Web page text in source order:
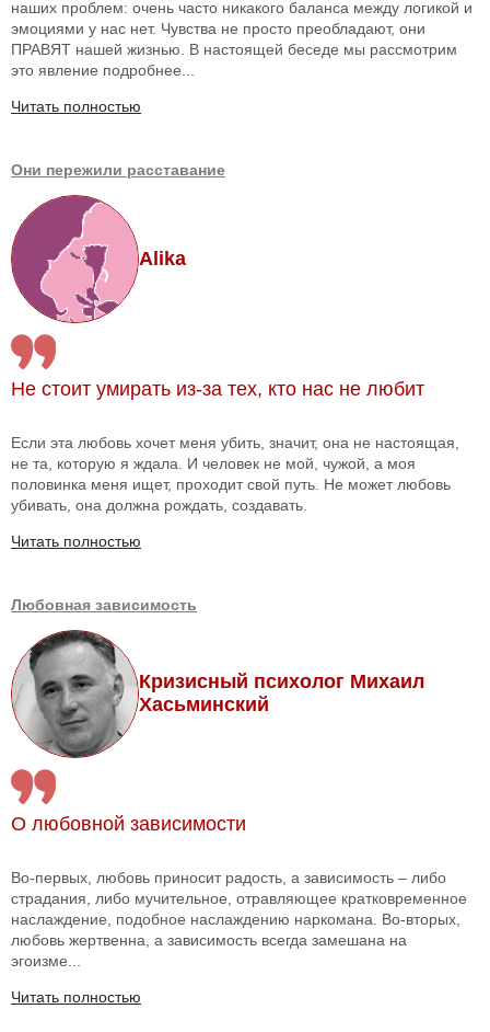
наших проблем: очень часто никакого баланса между логикой и
эмоциями у нас нет. Чувства не просто преобладают, они
ПРАВЯТ нашей жизнью. В настоящей беседе мы рассмотрим
это явление подробнее...
Читать полностью
Они пережили расставание
Alika
Не стоит умирать из-за тех, кто нас не любит
Если эта любовь хочет меня убить, значит, она не настоящая,
не та, которую я ждала. И человек не мой, чужой, а моя
половинка меня ищет, проходит свой путь. Не может любовь
убивать, она должна рождать, создавать.
Читать полностью
Любовная зависимость
Кризисный психолог Михаил
Хасьминский
О любовной зависимости
Во-первых, любовь приносит радость, а зависимость – либо
страдания, либо мучительное, отравляющее кратковременное
наслаждение, подобное наслаждению наркомана. Во-вторых,
любовь жертвенна, а зависимость всегда замешана на
эгоизме...
Читать полностью